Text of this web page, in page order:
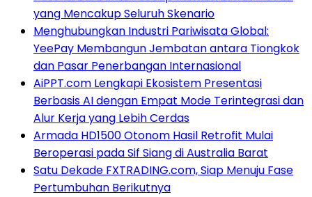
yang Mencakup Seluruh Skenario
Menghubungkan Industri Pariwisata Global:
YeePay Membangun Jembatan antara Tiongkok
dan Pasar Penerbangan Internasional
AiPPT.com Lengkapi Ekosistem Presentasi
Berbasis AI dengan Empat Mode Terintegrasi dan
Alur Kerja yang Lebih Cerdas
Armada HD1500 Otonom Hasil Retrofit Mulai
Beroperasi pada Sif Siang di Australia Barat
Satu Dekade FXTRADING.com, Siap Menuju Fase
Pertumbuhan Berikutnya